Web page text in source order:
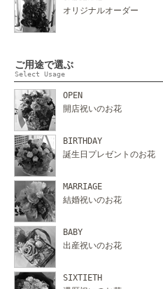
オリジナルオーダー
ご用途で選ぶ
Select Usage
OPEN
開店祝いのお花
BIRTHDAY
誕生日プレゼントのお花
MARRIAGE
結婚祝いのお花
BABY
出産祝いのお花
SIXTIETH